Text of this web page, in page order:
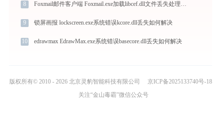
8 Foxmail邮件客户端 Foxmail.exe加载libcef.dll文件丢失处理办法
9 锁屏画报 lockscreen.exe系统错误kcore.dll丢失如何解决
10 edrawmax EdrawMax.exe系统错误basecore.dll丢失如何解决
版权所有© 2010 - 2026 北京灵豹智能科技有限公司
京ICP备2025133740号-18
关注“金山毒霸”微信公众号